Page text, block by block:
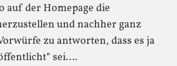
auf der Homepage die
und nachher ganz
zu antworten, dass es ja
sei….